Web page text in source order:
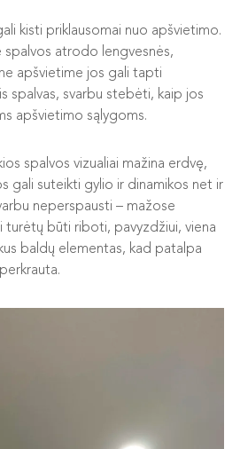
kisti priklausomai nuo apšvietimo.
spalvos atrodo lengvesnės,
apšvietime jos gali tapti
spalvas, svarbu stebėti, kaip jos
apšvietimo sąlygoms.
spalvos vizualiai mažina erdvę,
gali suteikti gylio ir dinamikos net ir
neperspausti – mažose
turėtų būti riboti, pavyzdžiui, viena
baldų elementas, kad patalpa